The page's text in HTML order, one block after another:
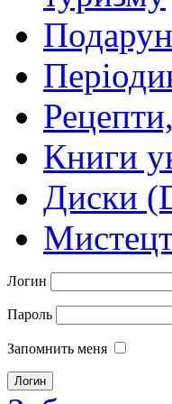
Книги
Диски
Логин
Пароль
Запомнить меня